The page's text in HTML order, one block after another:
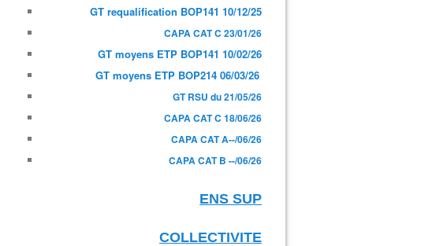
GT requalification BOP141 10/12/25
CAPA CAT C 23/01/26
GT moyens ETP BOP141 10/02/26
GT moyens ETP BOP214 06/03/26
GT RSU du 21/05/26
CAPA CAT C 18/06/26
CAPA CAT A--/06/26
CAPA CAT B --/06/26
ENS SUP
COLLECTIVITE